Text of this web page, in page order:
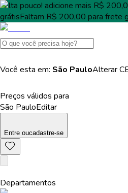
Falta pouco! adicione mais R$
grátisFaltam R$ 200,00 para frete
Você esta em: São PauloAlterar
Preços válidos para
São PauloEditar
Entre oucadastre-se
Departamentos